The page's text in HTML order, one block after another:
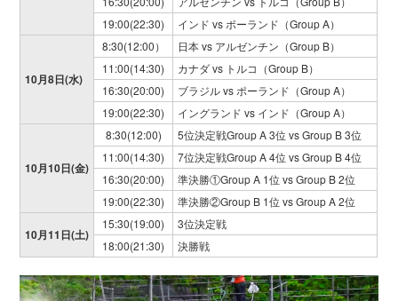
19:00(22:30)
インド vs ポーランド（Group A）
10月8日(水)
8:30(12:00）
日本 vs アルゼンチン（Group B）
11:00(14:30)
カナダ vs トルコ（Group B）
16:30(20:00)
ブラジル vs ポーランド（Group A）
19:00(22:30)
イングランド vs インド（Group A）
10月10日(金)
8:30(12:00)
5位決定戦Group A 3位 vs Group B 3位
11:00(14:30)
7位決定戦Group A 4位 vs Group B 4位
16:30(20:00)
準決勝①Group A 1位 vs Group B 2位
19:00(22:30)
準決勝②Group B 1位 vs Group A 2位
10月11日(土)
15:30(19:00)
3位決定戦
18:00(21:30)
決勝戦